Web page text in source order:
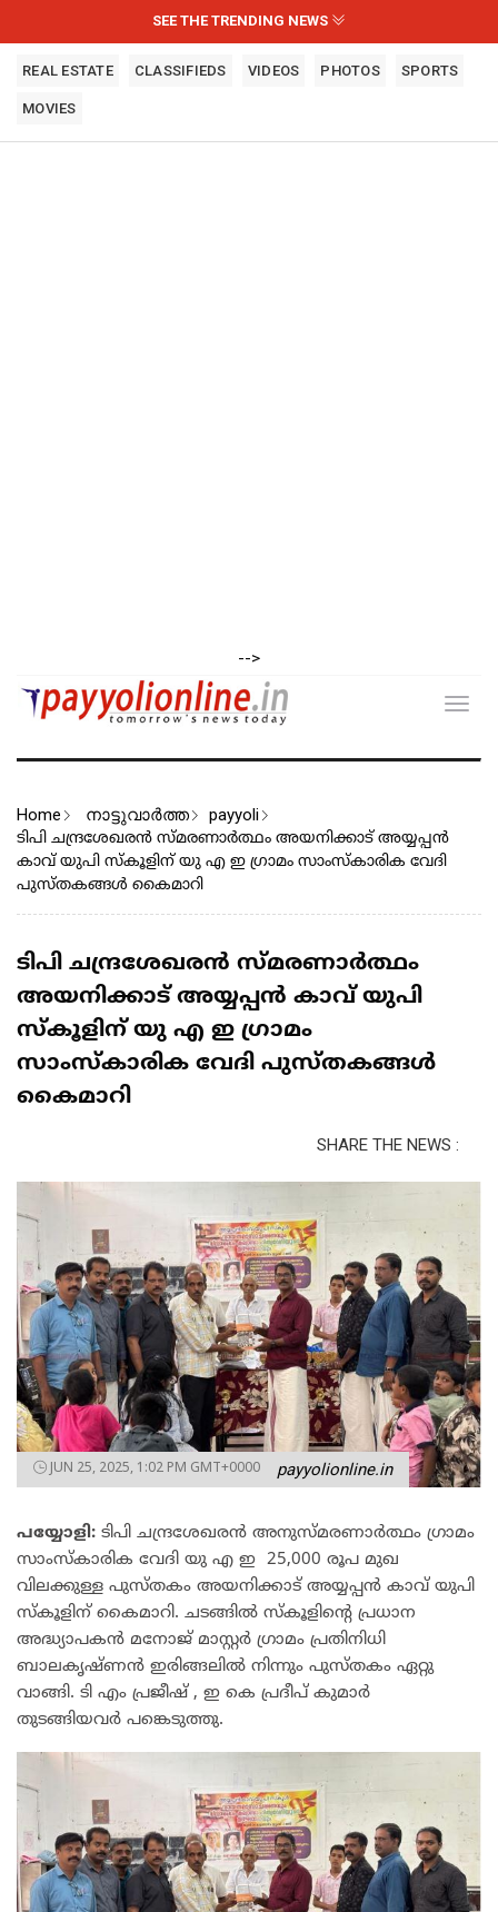
SEE THE TRENDING NEWS
REAL ESTATE CLASSIFIEDS VIDEOS PHOTOS SPORTS
MOVIES
-->
Home നാട്ടുവാര്‍ത്ത payyoli
ടിപി ചന്ദ്രശേഖരൻ സ്മരണാർത്ഥം അയനിക്കാട് അയ്യപ്പൻ
കാവ് യുപി സ്കൂളിന് യു എ ഇ ഗ്രാമം സാംസ്കാരിക വേദി
പുസ്തകങ്ങൾ കൈമാറി
ടിപി ചന്ദ്രശേഖരൻ സ്മരണാർത്ഥം
അയനിക്കാട് അയ്യപ്പൻ കാവ് യുപി
സ്കൂളിന് യു എ ഇ ഗ്രാമം
സാംസ്കാരിക വേദി പുസ്തകങ്ങൾ
കൈമാറി
SHARE THE NEWS :
JUN 25, 2025, 1:02 PM GMT+0000 payyolionline.in
പയ്യോളി: ടിപി ചന്ദ്രശേഖരൻ അനുസ്മരണാർത്ഥം ഗ്രാമം
സാംസ്കാരിക വേദി യു എ ഇ 25,000 രൂപ മുഖ
വിലക്കുള്ള പുസ്തകം അയനിക്കാട് അയ്യപ്പൻ കാവ് യുപി
സ്കൂളിന് കൈമാറി. ചടങ്ങിൽ സ്കൂളിന്റെ പ്രധാന
അദ്ധ്യാപകൻ മനോജ്‌ മാസ്റ്റർ ഗ്രാമം പ്രതിനിധി
ബാലകൃഷ്ണൻ ഇരിങ്ങലിൽ നിന്നും പുസ്തകം ഏറ്റു
വാങ്ങി. ടി എം പ്രജീഷ് , ഇ കെ പ്രദീപ് കുമാർ
തുടങ്ങിയവർ പങ്കെടുത്തു.